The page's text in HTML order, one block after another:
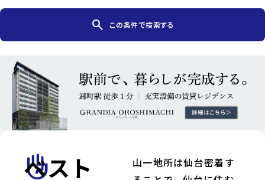
search この条件で検索する
front_hand
ベスト
山一地所は仙台密着す